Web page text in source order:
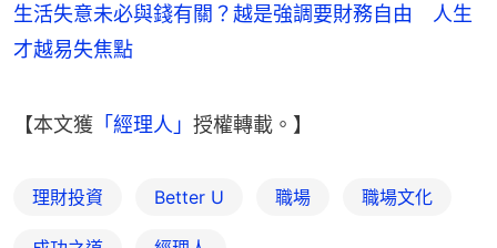
生活失意未必與錢有關？越是強調要財務自由 人生
才越易失焦點
【本文獲 「經理人」 授權轉載。】
理財投資 Better U 職場 職場文化